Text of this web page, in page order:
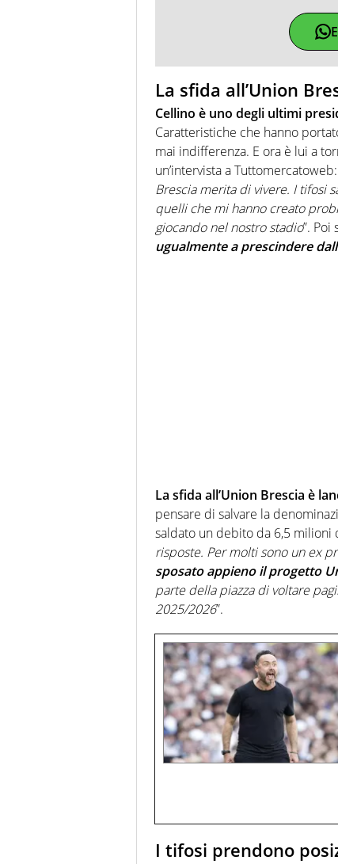
La sfida all’Union
Cellino è uno degli ultimi
Caratteristiche che hanno
mai indifferenza. E ora è lui a
un’intervista a Tuttomercatoweb:
Brescia merita di vivere. I tifosi
quelli che mi hanno creato
giocando nel nostro stadio”. Poi
ugualmente a prescindere
La sfida all’Union Brescia è
pensare di salvare la
saldato un debito da 6,5 milioni
risposte. Per molti sono un ex
sposato appieno il progetto
parte della piazza di voltare
2025/2026”.
I tifosi prendono